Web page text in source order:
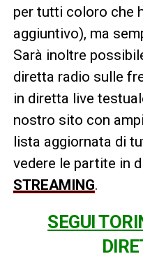
per tutti coloro che
aggiuntivo), ma
Sarà inoltre
diretta radio sulle
in diretta live
nostro sito con
lista aggiornata di
vedere le partite in
STREAMING.
SEGUI